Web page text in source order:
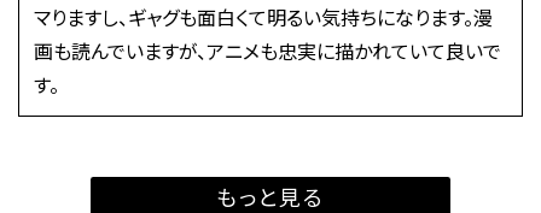
マりますし、ギャグも面白くて明るい気持ちになります。漫
画も読んでいますが、アニメも忠実に描かれていて良いで
す。
もっと見る